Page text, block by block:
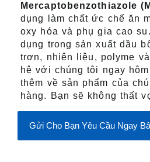
Mercaptobenzothiazole
dụng làm chất ức chế ăn
oxy hóa và phụ gia cao
dụng trong sản xuất dầu
trơn, nhiên liệu, polyme
hệ với chúng tôi ngay
thêm về sản phẩm của
hàng. Bạn sẽ không thất
Gửi Cho Bạn Yêu Cầu Ngay